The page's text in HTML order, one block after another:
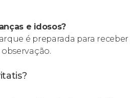
e idosos?
é preparada para receber